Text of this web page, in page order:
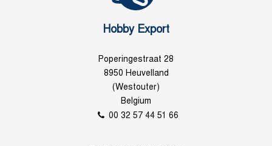
Hobby Export
Poperingestraat 28
8950 Heuvelland
(Westouter)
Belgium
00 32 57 44 51 66